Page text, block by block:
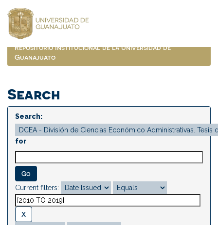
navigation
Repositorio Institucional de la Universidad de
Guanajuato
Search
Search:
for
Current filters: